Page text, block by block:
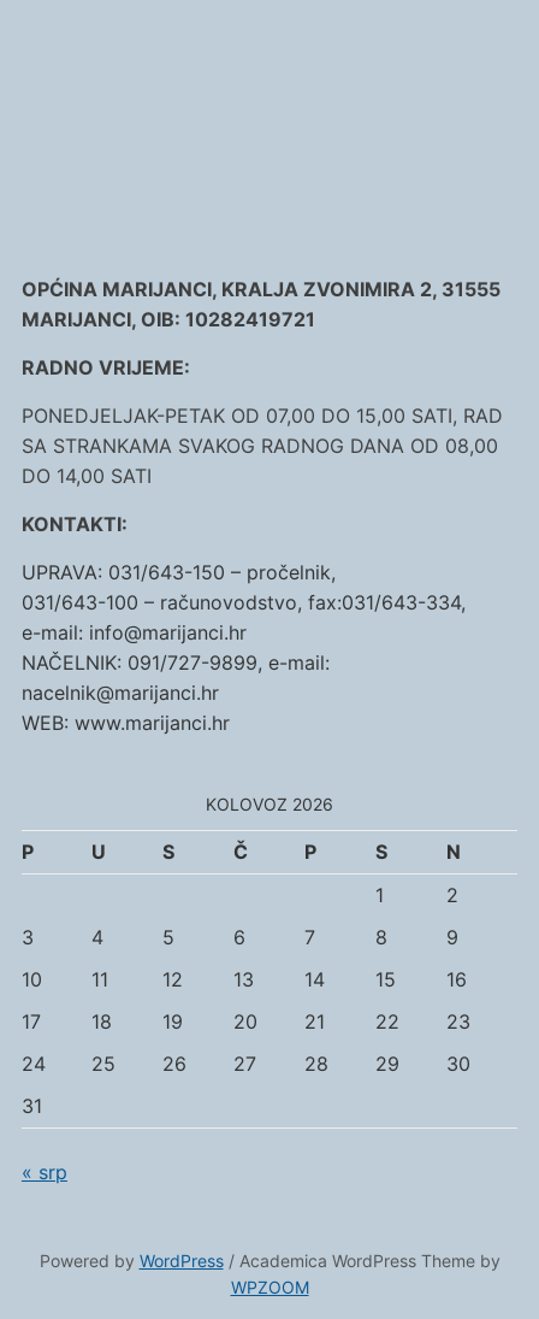
OPĆINA MARIJANCI, KRALJA ZVONIMIRA 2, 31555
MARIJANCI, OIB: 10282419721
RADNO VRIJEME:
PONEDJELJAK-PETAK OD 07,00 DO 15,00 SATI, RAD
SA STRANKAMA SVAKOG RADNOG DANA OD 08,00
DO 14,00 SATI
KONTAKTI:
UPRAVA: 031/643-150 – pročelnik,
031/643-100 – računovodstvo, fax:031/643-334,
e-mail: info@marijanci.hr
NAČELNIK: 091/727-9899, e-mail:
nacelnik@marijanci.hr
WEB: www.marijanci.hr
KOLOVOZ 2026
P U S Č P S
N
1
2
3
4 5 6 7 8
9
10
11 12 13 14 15
16
17
18 19 20 21 22
23
24
25 26 27 28 29
30
31
« srp
Powered by WordPress/ Academica WordPress Theme by
WPZOOM